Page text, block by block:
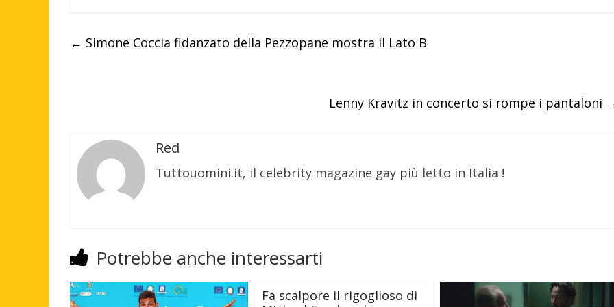
← Simone Coccia fidanzato della Pezzopane mostra il Lato B
Lenny Kravitz in concerto si rompe i pantaloni
Red
Tuttouomini.it, il celebrity magazine gay più letto in Italia !
Potrebbe anche interessarti
Fa scalpore il rigoglioso di